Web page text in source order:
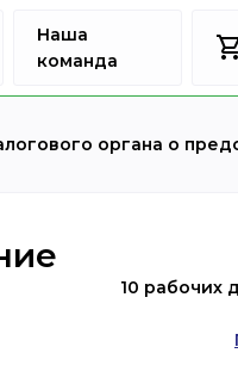
Наша
команда
органа о
10 рабочих